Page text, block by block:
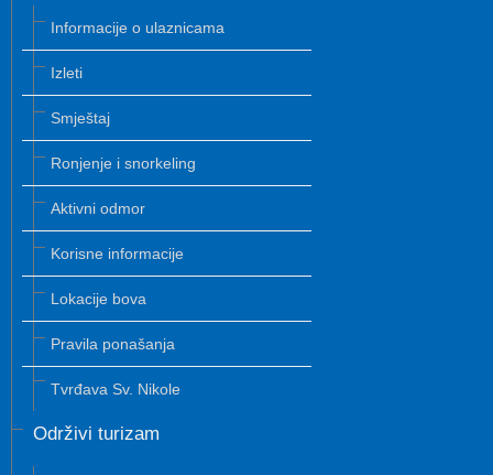
Informacije o ulaznicama
Izleti
Smještaj
Ronjenje i snorkeling
Aktivni odmor
Korisne informacije
Lokacije bova
Pravila ponašanja
Tvrđava Sv. Nikole
Održivi turizam